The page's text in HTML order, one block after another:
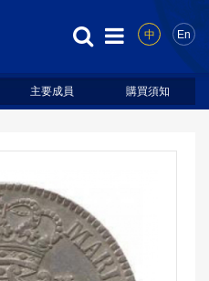
中 En
主要成員 購買須知